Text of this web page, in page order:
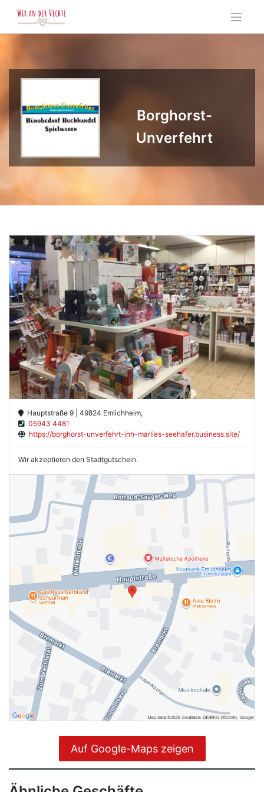
content
Borghorst-
Unverfehrt
Hauptstraße 9 | 49824 Emlichheim,
05943 4481
https://borghorst-unverfehrt-inh-marlies-seehafer.business.site/
Wir akzeptieren den Stadtgutschein.
Auf Google-Maps zeigen